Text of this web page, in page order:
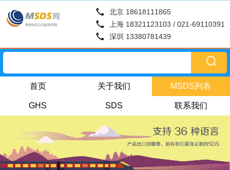
北京 18618111865
上海 18321123103 / 021-69110391
深圳 13380781439
首页 关于我们 MSDS列表
GHS SDS 联系我们